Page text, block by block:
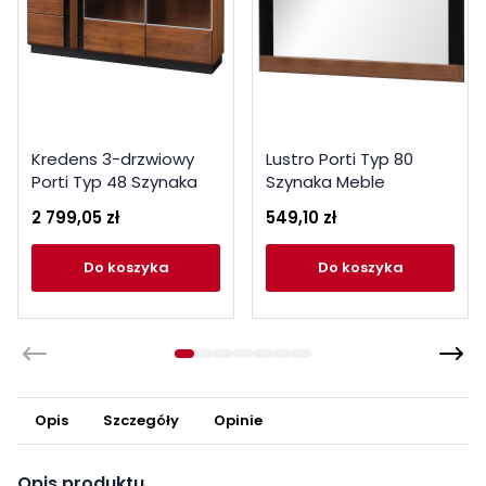
Kredens 3-drzwiowy
Porti Typ 48 Szynaka
2 799,05 zł
do koszyka
Lustro Porti Typ 80
Szynaka Meble
549,10 zł
do koszyka
Opis Szczegóły Opinie